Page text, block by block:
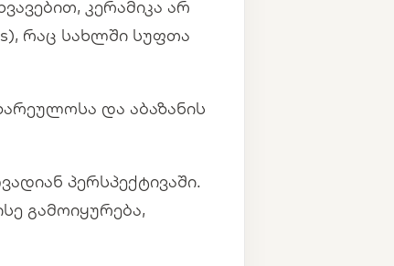
კერამიკა არ
რაც სახლში სუფთა
და აბაზანის
პერსპექტივაში.
გამოიყურება,